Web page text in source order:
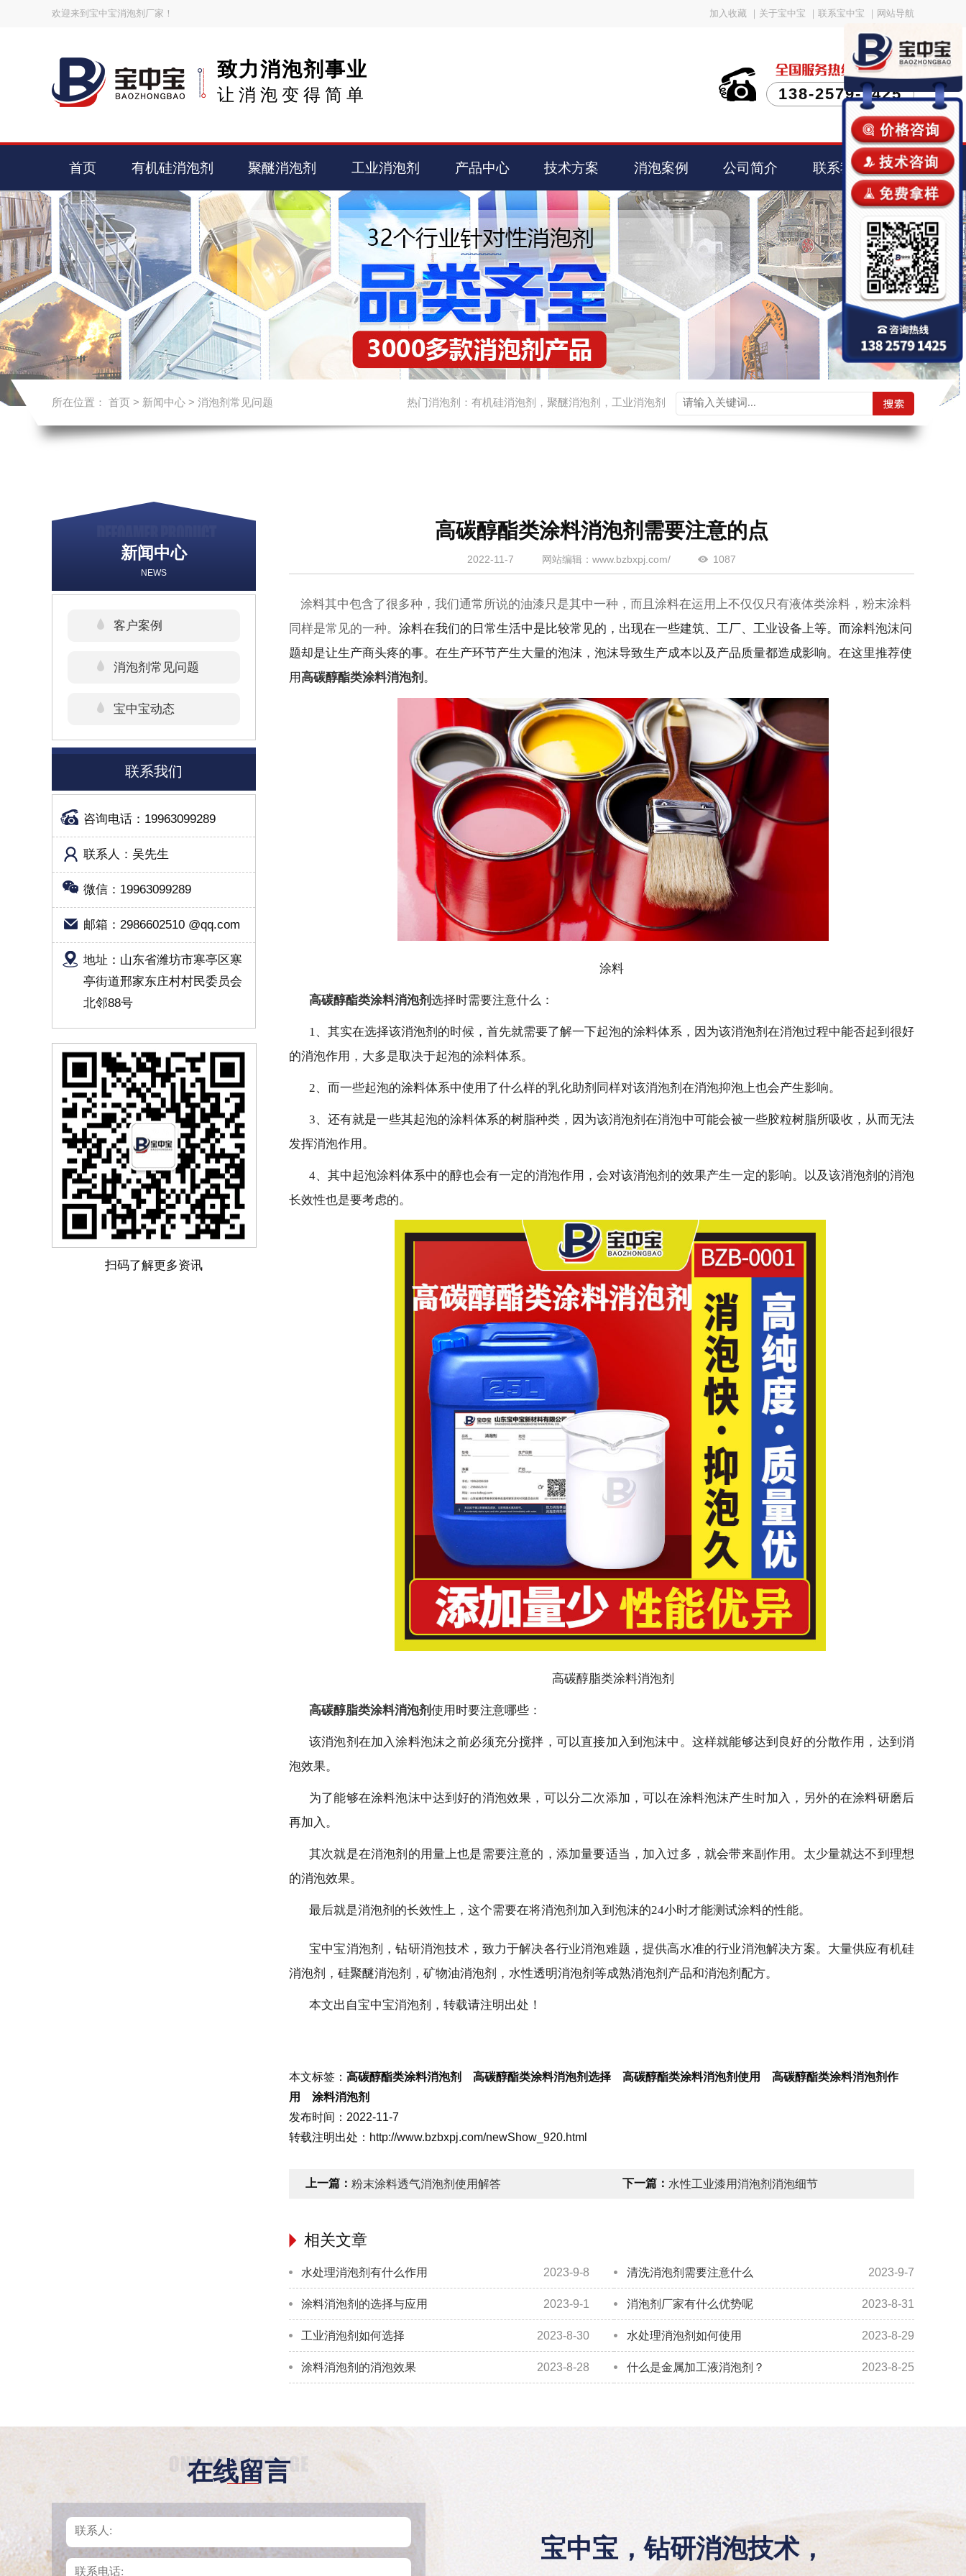
欢迎来到宝中宝消泡剂厂家！ 加入收藏 关于宝中宝 联系宝中宝 网站导航
致力消泡剂事业
让消泡变得简单 138-2579-1425
首页 有机硅消泡剂 聚醚消泡剂 工业消泡剂 产品中心 技术方案 消泡案例 公司简介 联系我们
所在位置： 首页 > 新闻中心 > 消泡剂常见问题 热门消泡剂： 有机硅消泡剂 ， 聚醚消泡剂 ， 工业消泡剂
新闻中心
NEWS
客户案例
消泡剂常见问题
宝中宝动态
联系我们
咨询电话：19963099289
联系人：吴先生
微信：19963099289
邮箱：2986602510 @qq.com
地址：山东省潍坊市寒亭区寒
亭街道邢家东庄村村民委员会
北邻88号
扫码了解更多资讯
高碳醇酯类涂料消泡剂需要注意的点
2022-11-7 网站编辑：www.bzbxpj.com/ 1087
涂料其中包含了很多种，我们通常所说的油漆只是其中一种，而且涂料在运用上不仅仅只有液体类涂料，粉末涂料
同样是常见的一种。 涂料在我们的日常生活中是比较常见的，出现在一些建筑、工厂、工业设备上等。 而涂料泡沫问
题却是让生产商头疼的事。在生产环节产生大量的泡沫，泡沫导致生产成本以及产品质量都造成影响。在这里推荐使
用高碳醇酯类涂料消泡剂 。
涂料
高碳醇酯类涂料消泡剂选择时需要注意什么 ：
1、 其实在选择该消泡剂的时候，首先就需要了解一下起泡的涂料体系，因为该消泡剂在消泡过程中能否起到很好
的消泡作用，大多是取决于起泡的涂料体系。
2、 而一些起泡的涂料体系中使用了什么样的乳化助剂同样对该消泡剂在消泡抑泡上也会产生影响。
3、 还有就是一些其起泡的涂料体系的树脂种类，因为该消泡剂在消泡中可能会被一些胶粒树脂所吸收，从而无法
发挥消泡作用。
4、其中起泡涂料体系中的醇也会有一定的消泡作用，会对该消泡剂的效果产生一定的影响。以及该消泡剂的消泡
长效性也是要考虑的。
高碳醇脂类涂料消泡剂
高碳醇脂类涂料消泡剂使用时要注意哪些：
该消泡剂在加入涂料泡沫之前必须充分搅拌，可以直接加入到泡沫中。这样就能够达到良好的分散作用，达到消
泡效果。
为了能够在涂料泡沫中达到好的消泡效果，可以分二次添加，可以在涂料泡沫产生时加入，另外的在涂料研磨后
再加入。
其次就是在消泡剂的用量上也是需要注意的，添加量要适当，加入过多，就会带来副作用。太少量就达不到理想
的消泡效果。
最后就是消泡剂的长效性上，这个需要在将消泡剂加入到泡沫的24小时才能测试涂料的性能。
宝中宝消泡剂，钻研消泡技术，致力于解决各行业消泡难题，提供高水准的行业消泡解决方案。大量供应有机硅
消泡剂，硅聚醚消泡剂，矿物油消泡剂，水性透明消泡剂等成熟消泡剂产品和消泡剂配方。
本文出自宝中宝消泡剂，转载请注明出处！
本文标签： 高碳醇酯类涂料消泡剂 高碳醇酯类涂料消泡剂选择 高碳醇酯类涂料消泡剂使用 高碳醇酯类涂料消泡剂作
用 涂料消泡剂
发布时间：2022-11-7
转载注明出处：http://www.bzbxpj.com/newShow_920.html
上一篇： 粉末涂料透气消泡剂使用解答 下一篇： 水性工业漆用消泡剂消泡细节
相关文章
水处理消泡剂有什么作用 2023-9-8 清洗消泡剂需要注意什么 2023-9-7
涂料消泡剂的选择与应用 2023-9-1 消泡剂厂家有什么优势呢 2023-8-31
工业消泡剂如何选择 2023-8-30 水处理消泡剂如何使用 2023-8-29
涂料消泡剂的消泡效果 2023-8-28 什么是金属加工液消泡剂？ 2023-8-25
在线留言
宝中宝，钻研消泡技术，